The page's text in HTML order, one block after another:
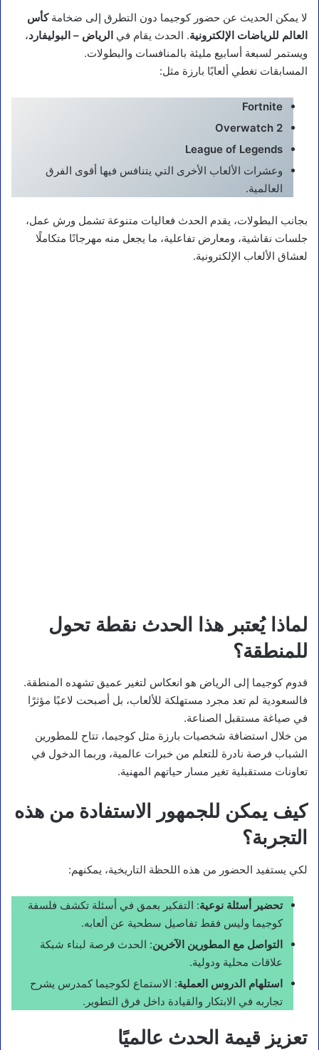
لا يمكن الحديث عن حضور كوجيما دون التطرق إلى ضخامةكأس
العالم للرياضات الإلكترونية. الحدث يقام في الرياض – البوليفارد،
ويستمر لسبعة أسابيع مليئة بالمنافسات والبطولات.
المسابقات تغطي ألعابًا بارزة مثل:
Fortnite
Overwatch 2
League of Legends
وعشرات الألعاب الأخرى التي يتنافس فيها أقوى الفرق
العالمية.
بجانب البطولات، يقدم الحدث فعاليات متنوعة تشمل ورش عمل،
جلسات نقاشية، ومعارض تفاعلية، ما يجعل منه مهرجانًا متكاملًا
لعشاق الألعاب الإلكترونية.
لماذا يُعتبر هذا الحدث نقطة تحول
للمنطقة؟
قدوم كوجيما إلى الرياض هو انعكاس لتغير عميق تشهده المنطقة.
فالسعودية لم تعد مجرد مستهلكة للألعاب، بل أصبحت لاعبًا مؤثرًا
في صياغة مستقبل الصناعة.
من خلال استضافة شخصيات بارزة مثل كوجيما، تتاح للمطورين
الشباب فرصة نادرة للتعلم من خبرات عالمية، وربما الدخول في
تعاونات مستقبلية تغير مسار حياتهم المهنية.
كيف يمكن للجمهور الاستفادة من هذه
التجربة؟
لكي يستفيد الحضور من هذه اللحظة التاريخية، يمكنهم:
تحضير أسئلة نوعية: التفكير بعمق في أسئلة تكشف فلسفة
كوجيما وليس فقط تفاصيل سطحية عن ألعابه.
التواصل مع المطورين الآخرين: الحدث فرصة لبناء شبكة
علاقات محلية ودولية.
استلهام الدروس العملية: الاستماع لكوجيما كمدرس يشرح
تجاربه في الابتكار والقيادة داخل فرق التطوير.
تعزيز قيمة الحدث عالميًا